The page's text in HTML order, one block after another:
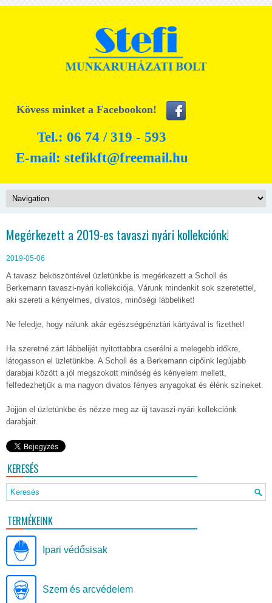
Kövess minket a Facebookon!
Tel.: 06 74 / 319 - 593
E-mail: stefikft@freemail.hu
Megérkezett a 2019-es tavaszi nyári kollekciónk!
2019-05-06
A tavasz beköszöntével üzletünkbe is megérkezett a Scholl és
Berkemann tavaszi-nyári kollekciója. Várunk mindenkit sok szeretettel,
aki szereti a kényelmes, divatos, minőségi lábbeliket!
Ne feledje, hogy nálunk akár egészségpénztári kártyával is fizethet!
Ha szeretné zárt lábbelijét nyitottabbra cserélni a melegebb időkre,
látogasson el üzletünkbe. A Scholl és a Berkemann cipőink legújabb
darabjai között a jól megszokott minőség és kényelem mellett,
felfedezhetjük a ma nagyon divatos fényes anyagokat és élénk színeket.
Jöjjön el üzletünkbe és nézze meg az új tavaszi-nyári kollekciónk
darabjait.
KERESÉS
TERMÉKEINK
Ipari védősisak
Szem és arcvédelem